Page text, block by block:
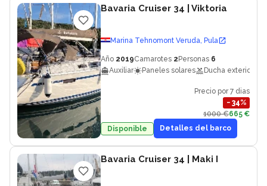
Bavaria Cruiser 34 | Viktoria
Marina Tehnomont Veruda, Pula
Año 2019Camarotes 2 Personas 6
Auxiliar
Paneles solares Ducha exterior
Precio por 7 dias
− 34%
1000 €665 €
Disponible
Detalles del barco
Bavaria Cruiser 34 | Maki I